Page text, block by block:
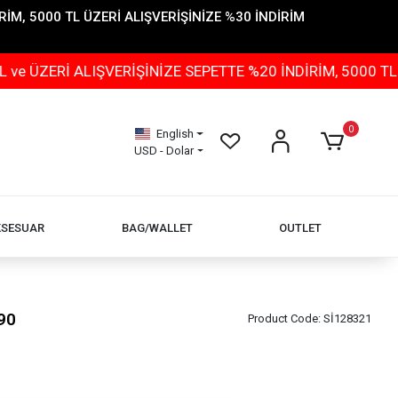
5000 TL ÜZERİ ALIŞVERİŞİNİZE %30 İNDİRİM
ALIŞVERİŞİNİZE SEPETTE %20 İNDİRİM, 5000 TL ÜZERİ
English
USD - Dolar
0
BAG/WALLET OUTLET
Product Code: Sİ128321